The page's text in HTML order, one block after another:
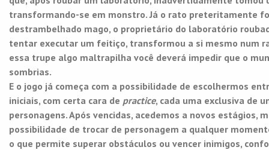
transformando-se em monstro. Já o rato preteritamente
destrambelhado mago, o proprietário do laboratório
tentar executar um feitiço, transformou a si mesmo num
essa trupe algo maltrapilha você deverá impedir que o
sombrias.
E o jogo já começa com a possibilidade de escolhermos
iniciais, com certa cara de practice, cada uma exclusiva de
personagens. Após vencidas, acedemos a novos estágios,
possibilidade de trocar de personagem a qualquer
o que permite superar obstáculos ou vencer inimigos,